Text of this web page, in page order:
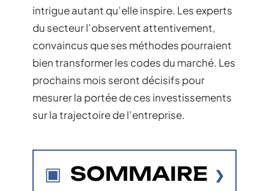
intrigue autant qu’elle inspire. Les experts
du secteur l’observent attentivement,
convaincus que ses méthodes pourraient
bien transformer les codes du marché. Les
prochains mois seront décisifs pour
mesurer la portée de ces investissements
sur la trajectoire de l’entreprise.
SOMMAIRE